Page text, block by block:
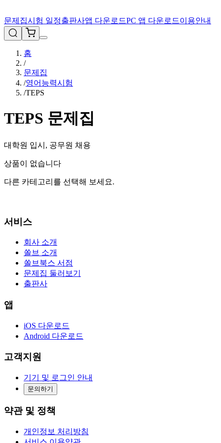
문제집시험 일정출판사앱 다운로드PC 앱 다운로드이용안내
홈
/
문제집
/영어능력시험
/TEPS
TEPS 문제집
대학원 입시, 공무원 채용
상품이 없습니다
다른 카테고리를 선택해 보세요.
서비스
회사 소개
쏠브 소개
쏠브북스 서점
문제집 둘러보기
출판사
앱
iOS 다운로드
Android 다운로드
고객지원
기기 및 로그인 안내
문의하기
약관 및 정책
개인정보 처리방침